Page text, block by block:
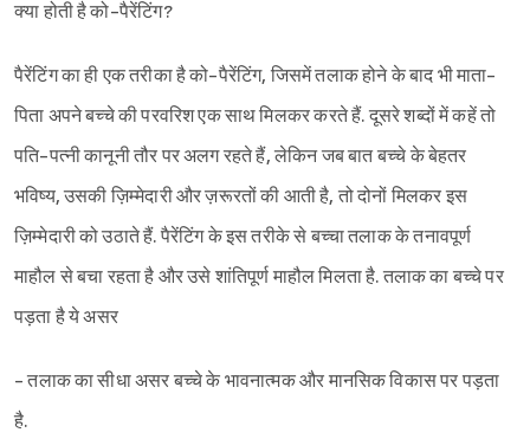
क्या होती है को-पैरेंटिंग?
पैरेंटिंग का ही एक तरीका है को-पैरेंटिंग, जिसमें तलाक होने के बाद भी माता-
पिता अपने बच्चे की परवरिश एक साथ मिलकर करते हैं. दूसरे शब्दों में कहें तो
पति-पत्नी कानूनी तौर पर अलग रहते हैं, लेकिन जब बात बच्चे के बेहतर
भविष्य, उसकी ज़िम्मेदारी और ज़रूरतों की आती है, तो दोनों मिलकर इस
ज़िम्मेदारी को उठाते हैं. पैरेंटिंग के इस तरीके से बच्चा तलाक के तनावपूर्ण
माहौल से बचा रहता है और उसे शांतिपूर्ण माहौल मिलता है. तलाक का बच्चे पर
पड़ता है ये असर
- तलाक का सीधा असर बच्चे के भावनात्मक और मानसिक विकास पर पड़ता
है.